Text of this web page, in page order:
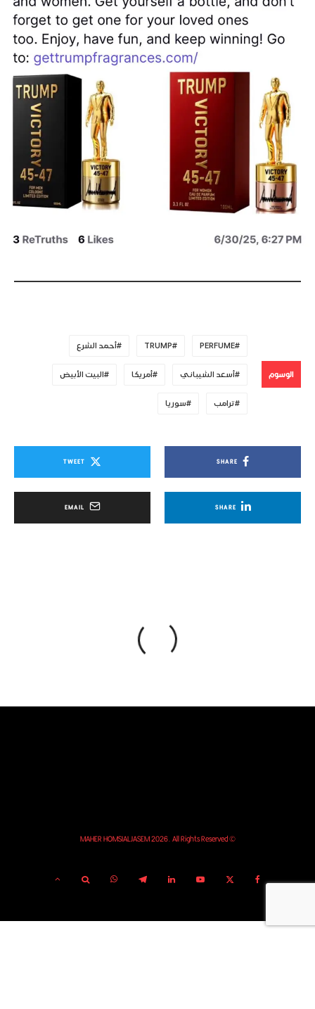
الوسوم
PERFUME
TRUMP أحمد الشرع
أسعد الشيباني أمريكا البيت الأبيض
ترامب سوريا
SHARE
TWEET
SHARE
EMAIL
© MAHER HOMSIALJASEM 2026. All Rights Reserved